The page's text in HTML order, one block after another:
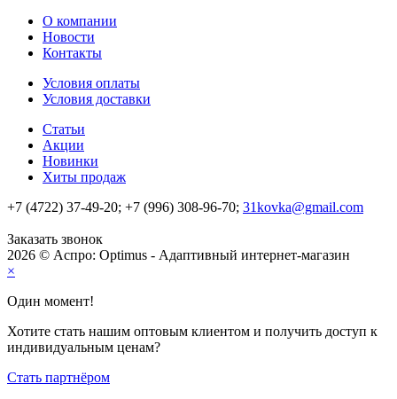
О компании
Новости
Контакты
Условия оплаты
Условия доставки
Статьи
Акции
Новинки
Хиты продаж
+7 (4722) 37-49-20; +7 (996) 308-96-70; 31kovka@gmail.com
Заказать звонок
2026 © Аспро: Optimus - Адаптивный интернет-магазин
×
Один момент!
Хотите стать нашим оптовым клиентом и получить доступ к
индивидуальным ценам?
Стать партнёром